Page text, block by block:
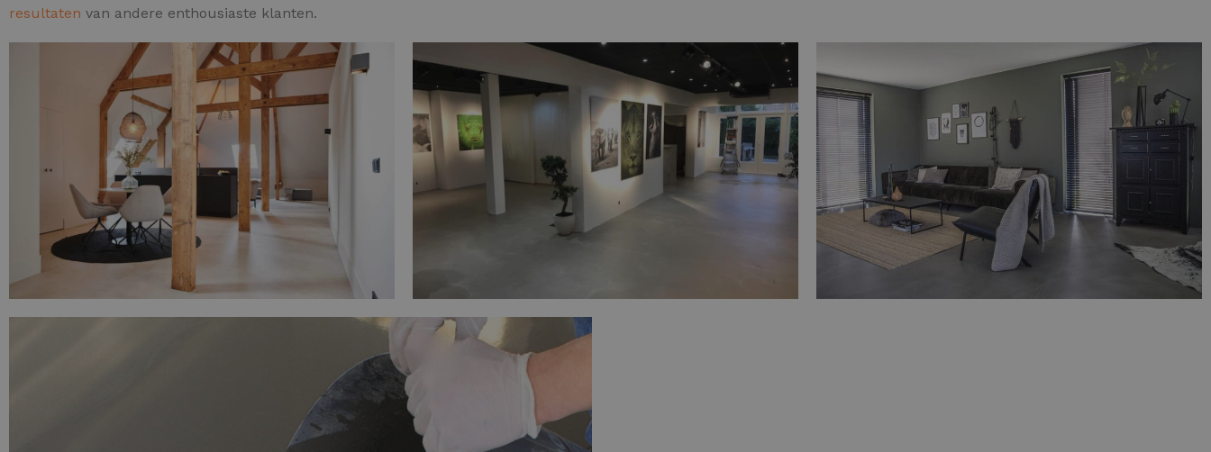
resultaten van andere enthousiaste klanten.